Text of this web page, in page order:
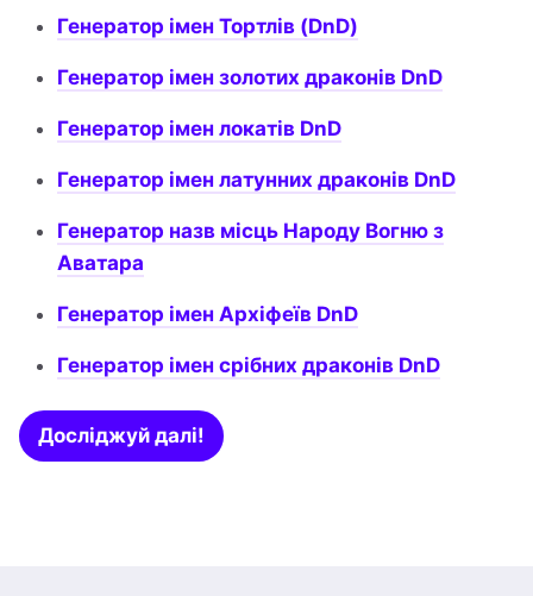
Генератор імен Тортлів (DnD)
Генератор імен золотих драконів DnD
Генератор імен локатів DnD
Генератор імен латунних драконів DnD
Генератор назв місць Народу Вогню з
Аватара
Генератор імен Архіфеїв DnD
Генератор імен срібних драконів DnD
Досліджуй далі!